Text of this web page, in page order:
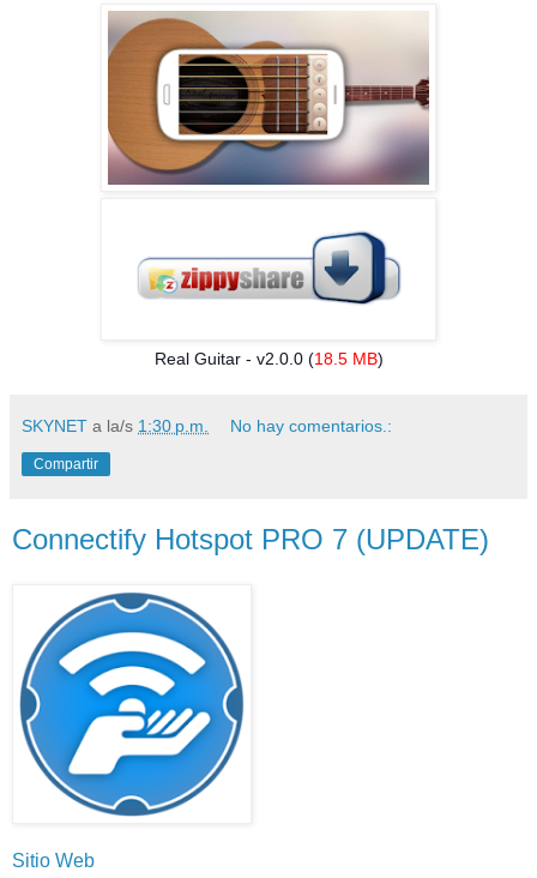
Real Guitar - v2.0.0 (18.5 MB)
SKYNET a la/s 1:30 p.m. No hay comentarios.:
Compartir
Connectify Hotspot PRO 7 (UPDATE)
Sitio Web